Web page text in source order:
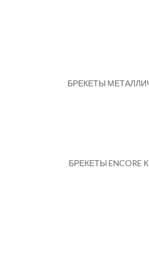
БРЕКЕТЫ
БРЕКЕТЫ ENCORE